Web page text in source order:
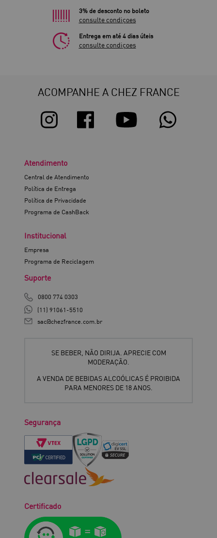
3% de desconto no boleto
consulte condiçoes
Entrega em até 4 dias úteis
consulte condiçoes
ACOMPANHE A CHEZ FRANCE
Atendimento
Central de Atendimento
Política de Entrega
Política de Privacidade
Programa de CashBack
Institucional
Empresa
Programa de Reciclagem
Suporte
0800 774 0303
(11) 91061-5510
sac@chezfrance.com.br
SE BEBER, NÃO DIRIJA. APRECIE COM
MODERAÇÃO.
A VENDA DE BEBIDAS ALCOÓLICAS É PROIBIDA
PARA MENORES DE 18 ANOS.
Segurança
Certificado